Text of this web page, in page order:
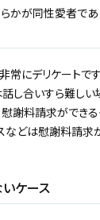
かが同性愛者であ
常にデリケートで
話し合いすら難し
慰謝料請求ができ
などは慰謝料請求
ケース